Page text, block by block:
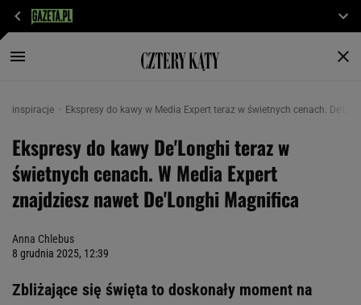
inspiracje Ekspresy do kawy w Media Expert teraz w świetnych cenach.
Ekspresy do kawy De'Longhi teraz w
świetnych cenach. W Media Expert
znajdziesz nawet De'Longhi Magnifica
Anna Chlebus
8 grudnia 2025, 12:39
Zbliżające się święta to doskonały moment na